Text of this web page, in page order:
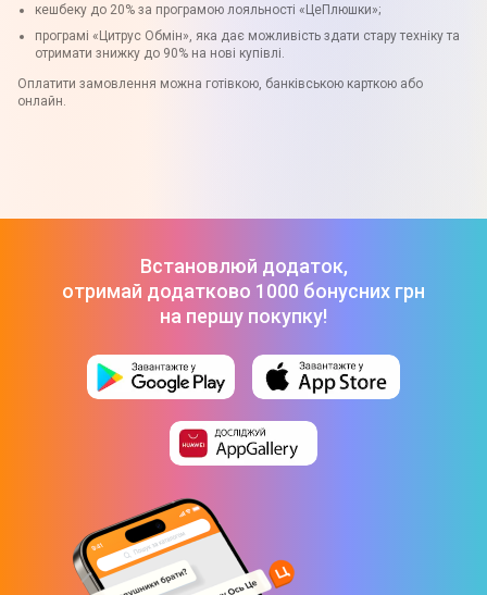
кешбеку до 20% за програмою лояльності «ЦеПлюшки»;
програмі «Цитрус Обмін», яка дає можливість здати стару техніку та
отримати знижку до 90% на нові купівлі.
Оплатити замовлення можна готівкою, банківською карткою або
онлайн.
Встановлюй додаток,
отримай додатково 1000 бонусних грн
на першу покупку!